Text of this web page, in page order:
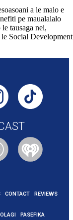
a le malo e
pe maualalalo
tausaga nei,
le Social Development
CONTACT
REVIEWS
PASEFIKA